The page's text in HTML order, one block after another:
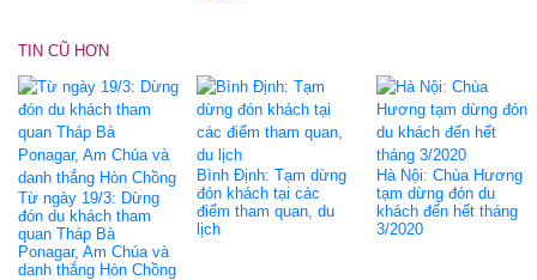
TIN CŨ HƠN
Từ ngày 19/3: Dừng
đón du khách tham
quan Tháp Bà
Ponagar, Am Chúa và
danh thắng Hòn Chồng
Bình Định: Tạm dừng
đón khách tại các
điểm tham quan, du
lịch
Hà Nội: Chùa Hương
tạm dừng đón du
khách đến hết tháng
3/2020